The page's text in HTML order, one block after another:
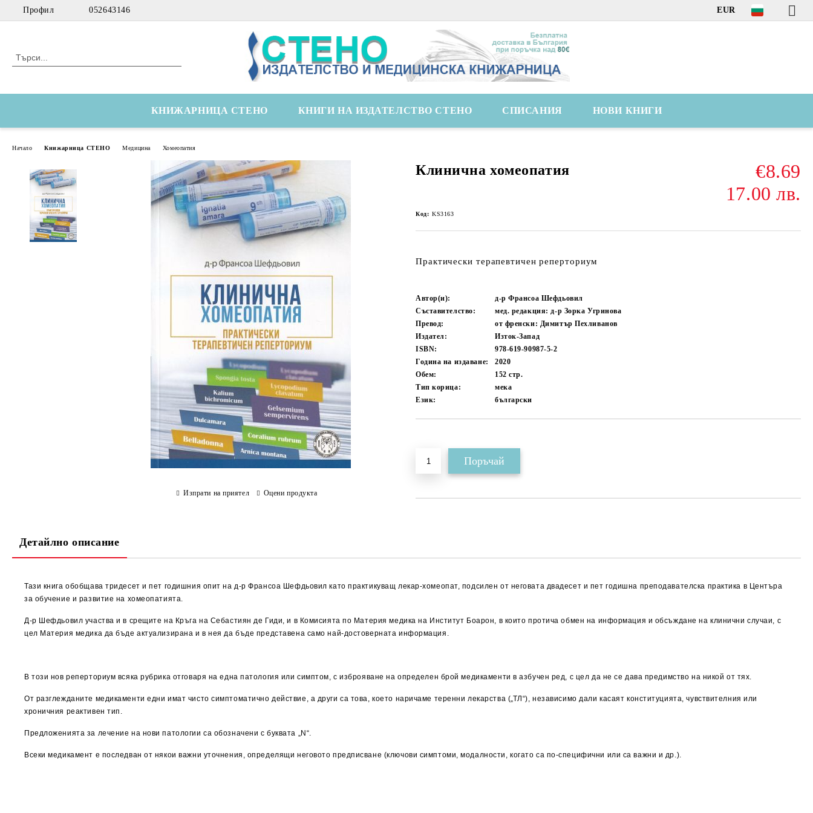
Профил 052643146 EUR
КНИЖАРНИЦА СТЕНО КНИГИ НА ИЗДАТЕЛСТВО СТЕНО СПИСАНИЯ НОВИ КНИГИ
Начало Книжарница СТЕНО Медицина Хомеопатия
Клинична хомеопатия
€8.69
17.00 лв.
Код: KS3163
Практически терапевтичен реперториум
Автор(и):
д-р Франсоа Шефдьовил
Съставителство:
мед. редакция: д-р Зорка Угринова
Превод:
от френски: Димитър Пехливанов
Издател:
Изток-Запад
ISBN:
978-619-90987-5-2
Година на издаване:
2020
Обем:
152стр.
Тип корица:
мека
Език:
български
Изпрати на приятел Оцени продукта
Детайлно описание
Тази книга обобщава тридесет и пет годишния опит на д-р Франсоа Шефдьовил като практикуващ лекар-хомеопат, подсилен от неговата двадесет и пет годишна преподавателска практика в Центъра
за обучение и развитие на хомеопатията.
Д-р Шефдьовил участва и в срещите на Кръга на Себастиян де Гиди, и в Комисията по Материя медика на Институт Боарон, в които протича обмен на информация и обсъждане на клинични случаи, с
цел Материя медика да бъде актуализирана и в нея да бъде представена само най-достоверната информация.
В този нов реперториум всяка рубрика отговаря на една патология или симптом, с изброяване на определен брой медикаменти в азбучен ред, с цел да не се дава предимство на никой от тях.
От разглежданите медикаменти едни имат чисто симптоматично действие, а други са това, което наричаме теренни лекарства („ТЛ“), независимо дали касаят конституцията, чувствителния или
хроничния реактивен тип.
Предложенията за лечение на нови патологии са обозначени с букватa „N“.
Всеки медикамент е последван от някои важни уточнения, определящи неговото предписване (ключови симптоми, модалности, когато са по-специфични или са важни и др.).